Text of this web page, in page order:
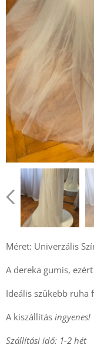
Méret: Univerzális
A dereka gumis,
Ideális szükebb ruha
A kiszállítás ingyenes!
Szállítási idő: 1-2 hét